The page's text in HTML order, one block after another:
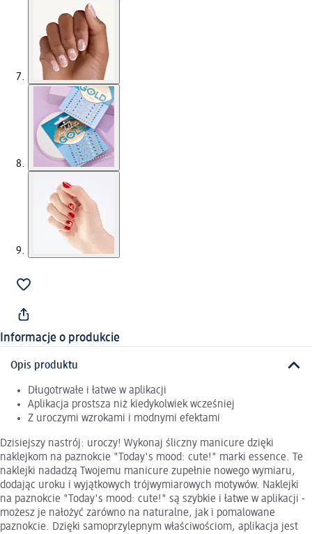
Informacje o produkcie
Opis produktu
Długotrwałe i łatwe w aplikacji
Aplikacja prostsza niż kiedykolwiek wcześniej
Z uroczymi wzrokami i modnymi efektami
Dzisiejszy nastrój: uroczy! Wykonaj śliczny manicure dzięki
naklejkom na paznokcie "Today's mood: cute!" marki essence. Te
naklejki nadadzą Twojemu manicure zupełnie nowego wymiaru,
dodając uroku i wyjątkowych trójwymiarowych motywów. Naklejki
na paznokcie "Today's mood: cute!" są szybkie i łatwe w aplikacji -
możesz je nałożyć zarówno na naturalne, jak i pomalowane
paznokcie. Dzięki samoprzylepnym właściwościom, aplikacja jest